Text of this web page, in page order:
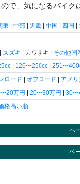
で、気になるバイ
東 中部 近畿 中国 四国
スズキ | カワサキ | その他国
126〜250cc 251〜
ロード オフロード アメリ
20万円 20〜30万円 30〜
格高い順
ペ
ペ